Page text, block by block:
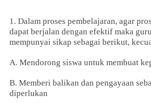
1. Dalam proses pembelajaran, agar
dapat berjalan dengan efektif maka
mempunyai sikap sebagai berikut,
A. Mendorong siswa untuk membuat
B. Memberi balikan dan pengayaan
diperlukan